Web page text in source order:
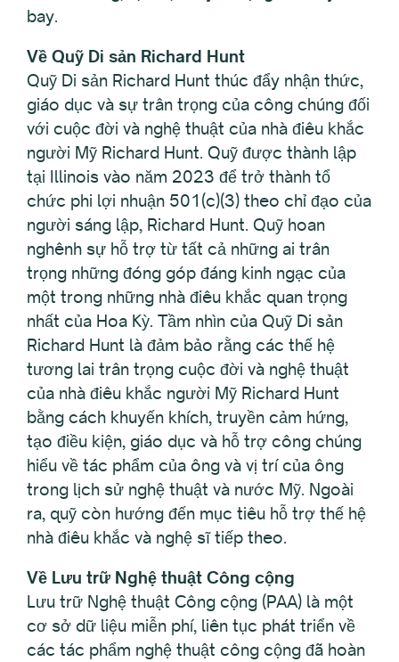
bay.
Về Quỹ Di sản Richard Hunt
Quỹ Di sản Richard Hunt thúc đẩy nhận thức,
giáo dục và sự trân trọng của công chúng đối
với cuộc đời và nghệ thuật của nhà điêu khắc
người Mỹ Richard Hunt. Quỹ được thành lập
tại Illinois vào năm 2023 để trở thành tổ
chức phi lợi nhuận 501(c)(3) theo chỉ đạo của
người sáng lập, Richard Hunt. Quỹ hoan
nghênh sự hỗ trợ từ tất cả những ai trân
trọng những đóng góp đáng kinh ngạc của
một trong những nhà điêu khắc quan trọng
nhất của Hoa Kỳ. Tầm nhìn của Quỹ Di sản
Richard Hunt là đảm bảo rằng các thế hệ
tương lai trân trọng cuộc đời và nghệ thuật
của nhà điêu khắc người Mỹ Richard Hunt
bằng cách khuyến khích, truyền cảm hứng,
tạo điều kiện, giáo dục và hỗ trợ công chúng
hiểu về tác phẩm của ông và vị trí của ông
trong lịch sử nghệ thuật và nước Mỹ. Ngoài
ra, quỹ còn hướng đến mục tiêu hỗ trợ thế hệ
nhà điêu khắc và nghệ sĩ tiếp theo.
Về Lưu trữ Nghệ thuật Công cộng
Lưu trữ Nghệ thuật Công cộng (PAA) là một
cơ sở dữ liệu miễn phí, liên tục phát triển về
các tác phẩm nghệ thuật công cộng đã hoàn